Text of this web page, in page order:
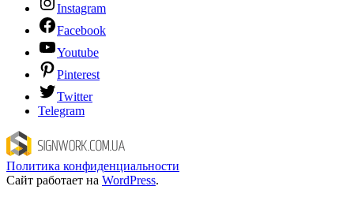
Instagram
Facebook
Youtube
Pinterest
Twitter
Telegram
Политика конфиденциальности
Сайт работает на WordPress.